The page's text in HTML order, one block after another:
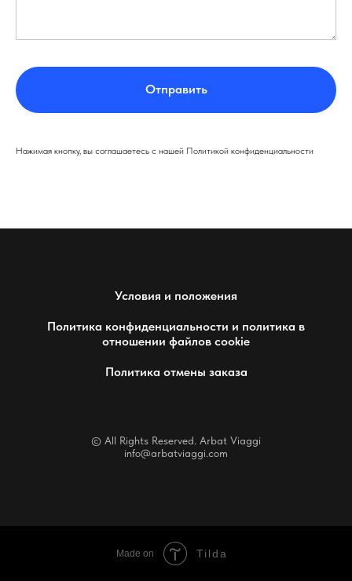
Отправить
Нажимая кнопку, вы соглашаетесь с нашей Политикой конфиденциальности
Условия и положения
Политика конфиденциальности и политика в
отношении файлов cookie
Политика отмены заказа
© All Rights Reserved. Arbat Viaggi
info@arbatviaggi.com
Made on Tilda